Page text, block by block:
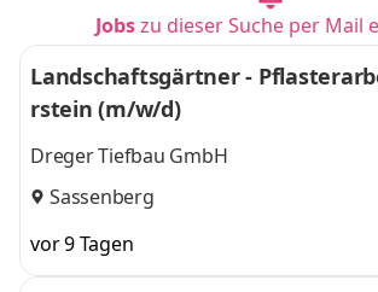
Jobszu dieser Suche per Mail
Landschaftsgärtner -
rstein (m/w/d)
Dreger Tiefbau GmbH
Sassenberg
vor 9 Tagen